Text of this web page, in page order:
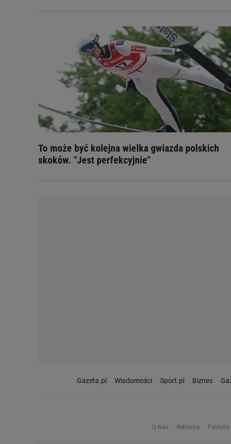
To może być kolejna wielka gwiazda polskich
skoków. "Jest perfekcyjnie"
Gazeta.pl Wiadomości Sport.pl Biznes
O Nas Reklama